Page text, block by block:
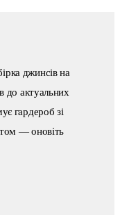
джинсів на
до актуальних
гардероб зі
— оновіть